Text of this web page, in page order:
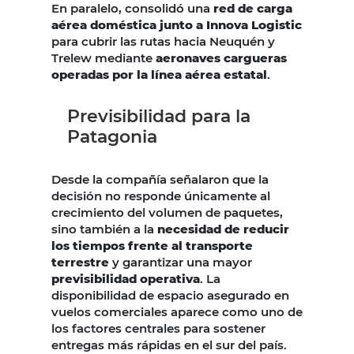
En paralelo, consolidó una red de carga
aérea doméstica junto a Innova Logistic
para cubrir las rutas hacia Neuquén y
Trelew mediante aeronaves cargueras
operadas por la línea aérea estatal.
Previsibilidad para la
Patagonia
Desde la compañía señalaron que la
decisión no responde únicamente al
crecimiento del volumen de paquetes,
sino también a la necesidad de reducir
los tiempos frente al transporte
terrestre y garantizar una mayor
previsibilidad operativa. La
disponibilidad de espacio asegurado en
vuelos comerciales aparece como uno de
los factores centrales para sostener
entregas más rápidas en el sur del país.